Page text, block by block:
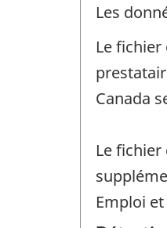
Les
Le
Canada
Le
Emploi